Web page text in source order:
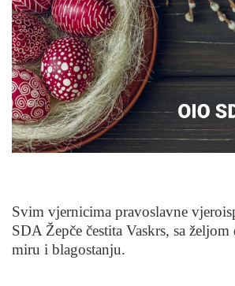
Svim vjernicima pravoslavne
SDA Žepče čestita Vaskrs, sa
miru i blagostanju.